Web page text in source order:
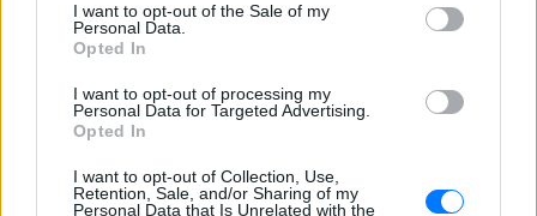
I want to opt-out of the Sale of my
Personal Data.
Opted In
I want to opt-out of processing my
Personal Data for Targeted Advertising.
Opted In
I want to opt-out of Collection, Use,
Retention, Sale, and/or Sharing of my
Personal Data that Is Unrelated with the
ΣΤΗΝ ΙΔΙΑ ΚΑΤΗΓΟΡΙΑ
Χρήστος Δάντης: «Συνάδελφοι